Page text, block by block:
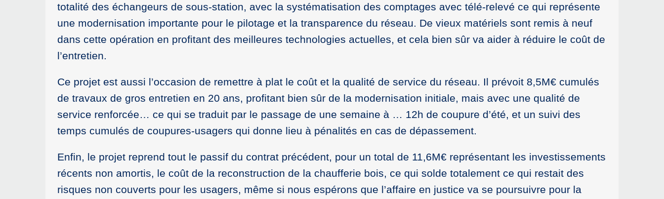
totalité des échangeurs de sous-station, avec la systématisation des comptages avec télé-relevé ce qui représente
une modernisation importante pour le pilotage et la transparence du réseau. De vieux matériels sont remis à neuf
dans cette opération en profitant des meilleures technologies actuelles, et cela bien sûr va aider à réduire le coût de
l’entretien.
Ce projet est aussi l’occasion de remettre à plat le coût et la qualité de service du réseau. Il prévoit 8,5M€ cumulés
de travaux de gros entretien en 20 ans, profitant bien sûr de la modernisation initiale, mais avec une qualité de
service renforcée… ce qui se traduit par le passage de une semaine à … 12h de coupure d’été, et un suivi des
temps cumulés de coupures-usagers qui donne lieu à pénalités en cas de dépassement.
Enfin, le projet reprend tout le passif du contrat précédent, pour un total de 11,6M€ représentant les investissements
récents non amortis, le coût de la reconstruction de la chaufferie bois, ce qui solde totalement ce qui restait des
risques non couverts pour les usagers, même si nous espérons que l’affaire en justice va se poursuivre pour la